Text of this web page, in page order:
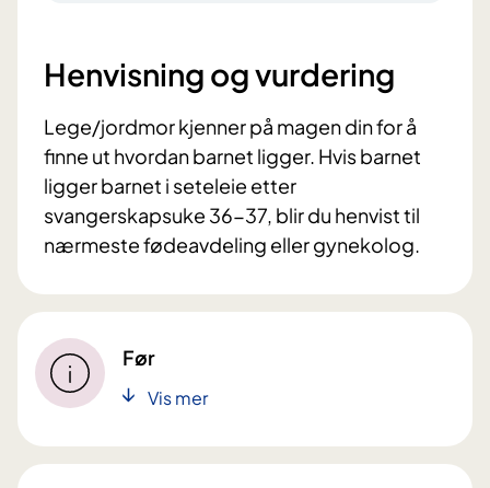
Henvisning og vurdering
Lege/jordmor kjenner på magen din for å
finne ut hvordan barnet ligger. Hvis barnet
ligger barnet i seteleie etter
svangerskapsuke 36-37, blir du henvist til
nærmeste fødeavdeling eller gynekolog.
Før
Vis mer